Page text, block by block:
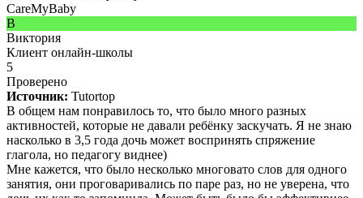
CareMyBaby
В
Виктория
Клиент онлайн-школы
5
Проверено
Источник: Tutortop
В общем нам понравилось то, что было много разных
активностей, которые не давали ребёнку заскучать. Я не знаю
насколько в 3,5 года дочь может воспринять спряжение
глагола, но педагогу виднее)
Мне кажется, что было несколько многовато слов для одного
занятия, они проговаривались по паре раз, но не уверена, что